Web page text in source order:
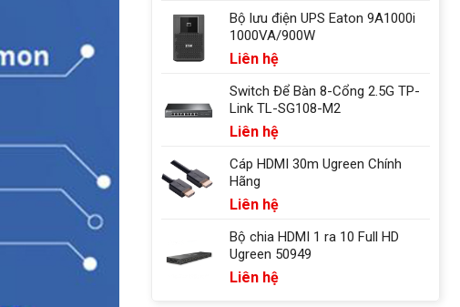
Bộ lưu điện UPS Eaton 9A1000i
1000VA/900W
Liên hệ
Switch Để Bàn 8-Cổng 2.5G TP-
Link TL-SG108-M2
Liên hệ
Cáp HDMI 30m Ugreen Chính
Hãng
Liên hệ
Bộ chia HDMI 1 ra 10 Full HD
Ugreen 50949
Liên hệ